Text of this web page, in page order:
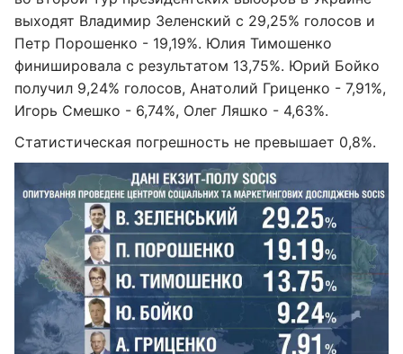
выходят Владимир Зеленский с 29,25% голосов и
Петр Порошенко - 19,19%. Юлия Тимошенко
финишировала с результатом 13,75%. Юрий Бойко
получил 9,24% голосов, Анатолий Гриценко - 7,91%,
Игорь Смешко - 6,74%, Олег Ляшко - 4,63%.
Статистическая погрешность не превышает 0,8%.